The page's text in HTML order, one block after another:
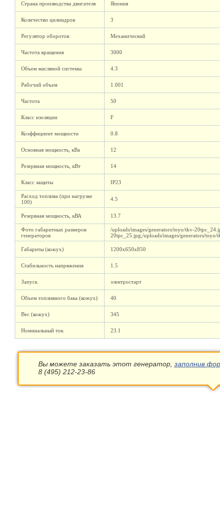
Страна производства двигателя Япония
Количество цилиндров 3
Регулятор оборотов Механический
Частота вращения 3000
Объем масляной системы 4.3
Рабочий объем 1.001
Частота 50
Класс изоляции F
Коэффициент мощности 0.8
Основная мощность, кВа 12
Резервная мощность, кВт 14
Класс защиты IP23
Расход топлива (при нагрузке
100)
4.5
Резервная мощность, кВА 13.7
Фото габаритных размеров
генераторов
/uploads/images/generators/toyo/tkv-
20tpc_25.jpg;/uploads/images/generators/
Габариты (кожух) 1200х650х850
Стабильность напряжения 1.5
Запуск электростарт
Объем топливного бака (кожух) 40
Вес (кожух) 345
Номинальный ток 23.1
Вы можете заказать этот генератор, заполнив
8 (495) 212-23-86